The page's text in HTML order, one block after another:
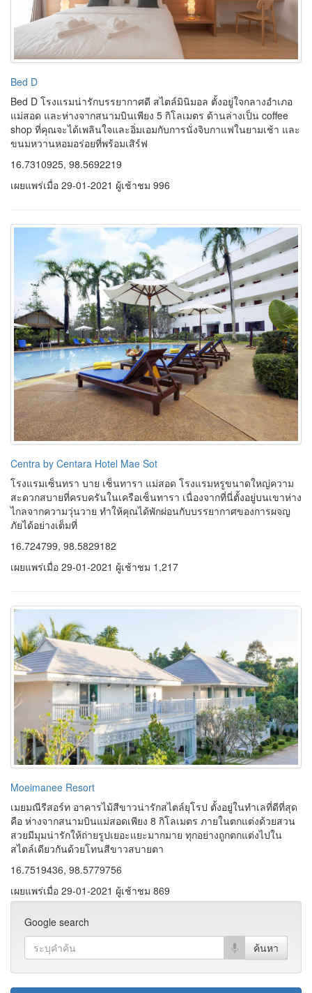
Bed D
Bed D โรงแรมน่ารักบรรยากาศดี สไตล์มินิมอล ตั้งอยู่ใจกลางอำเภอ
แม่สอด และห่างจากสนามบินเพียง 5 กิโลเมตร ด้านล่างเป็น coffee
shop ที่คุณจะได้เพลินใจและอิ่มเอมกับการนั่งจิบกาแฟในยามเช้า และ
ขนมหวานหอมอร่อยที่พร้อมเสิร์ฟ
16.7310925, 98.5692219
เผยแพร่เมื่อ 29-01-2021 ผู้เช้าชม 996
Centra by Centara Hotel Mae Sot
โรงแรมเซ็นทรา บาย เซ็นทารา แม่สอด โรงแรมหรูขนาดใหญ่ความ
สะดวกสบายที่ครบครันในเครือเซ็นทารา เนื่องจากที่นี่ตั้งอยู่บนเขาห่าง
ไกลจากความวุ่นวาย ทำให้คุณได้พักผ่อนกับบรรยากาศของการผจญ
ภัยได้อย่างเต็มที่
16.724799, 98.5829182
เผยแพร่เมื่อ 29-01-2021 ผู้เช้าชม 1,217
Moeimanee Resort
เมยมณีรีสอร์ท อาคารไม้สีขาวน่ารักสไตล์ยุโรป ตั้งอยู่ในทำเลที่ดีที่สุด
คือ ห่างจากสนามบินแม่สอดเพียง 8 กิโลเมตร ภายในตกแต่งด้วยสวน
สวยมีมุมน่ารักให้ถ่ายรูปเยอะแยะมากมาย ทุกอย่างถูกตกแต่งไปใน
สไตล์เดียวกันด้วยโทนสีขาวสบายตา
16.7519436, 98.5779756
เผยแพร่เมื่อ 29-01-2021 ผู้เช้าชม 869
Google search